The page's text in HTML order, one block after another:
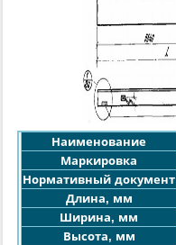
Наименование
Маркировка
Нормативный документ
Длина, мм
Ширина, мм
Высота, мм